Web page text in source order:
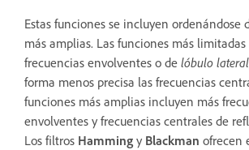
Estas funciones se incluyen ordenándose
más amplias. Las funciones más
frecuencias envolventes o de lóbulo lateral
forma menos precisa las frecuencias
funciones más amplias incluyen más
envolventes y frecuencias centrales de
Los filtros Hamming y Blackman ofrecen